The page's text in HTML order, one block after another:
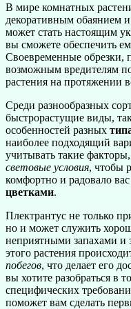
В мире комнатных
декоративным обаянием
может стать настоящим
вы сможете обеспечить
Своевременные обрезки,
возможным вредителям
растения на протяжении
Среди разнообразных
быстрорастущие виды,
особенностей разных
наиболее подходящий
учитывать такие
световые условия, чтобы
комфортно и радовало
цветками.
Плектрантус не только
но и может служить
неприятными запахами и
этого растения
побегов, что делает его
вы хотите разобраться в
специфических
поможет вам сделать